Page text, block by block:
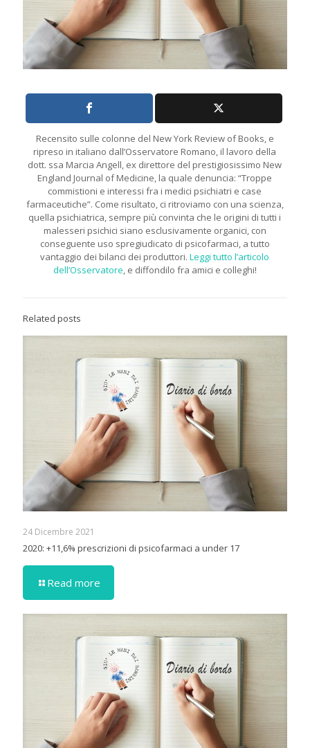
Recensito sulle colonne del New York Review of Books, e
ripreso in italiano dall’Osservatore Romano, il lavoro della
dott. ssa Marcia Angell, ex direttore del prestigiosissimo New
England Journal of Medicine, la quale denuncia: “Troppe
commistioni e interessi fra i medici psichiatri e case
farmaceutiche”. Come risultato, ci ritroviamo con una scienza,
quella psichiatrica, sempre più convinta che le origini di tutti i
malesseri psichici siano esclusivamente organici, con
conseguente uso spregiudicato di psicofarmaci, a tutto
vantaggio dei bilanci dei produttori.Leggi tutto l’articolo
dell’Osservatore, e diffondilo fra amici e colleghi!
Related posts
24 Dicembre 2021
2020: +11,6% prescrizioni di psicofarmaci a under 17
Read more